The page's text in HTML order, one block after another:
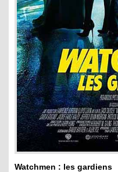
Watchmen : les gardiens